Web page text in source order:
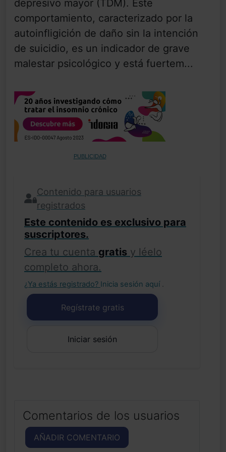
depresivo mayor (TDM). Este
comportamiento, caracterizado por la
autoinfligición de daño sin la intención
de suicidio, es un indicador de grave
malestar psicológico y está fuertem...
PUBLICIDAD
Contenido para usuarios
registrados
Este contenido es exclusivo para
suscriptores.
Crea tu cuenta gratis y léelo
completo ahora.
¿Ya estás registrado? Inicia sesión aquí .
Regístrate gratis
Iniciar sesión
Comentarios de los usuarios
AÑADIR COMENTARIO